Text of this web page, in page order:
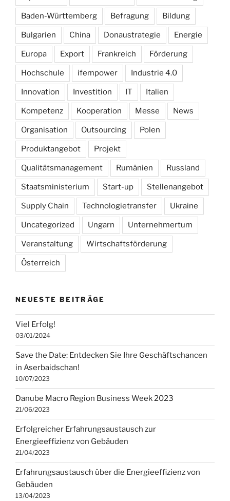
Baden-Württemberg Befragung Bildung
Bulgarien China Donaustrategie Energie
Europa Export Frankreich Förderung
Hochschule ifempower Industrie 4.0
Innovation Investition IT Italien
Kompetenz Kooperation Messe News
Organisation Outsourcing Polen
Produktangebot Projekt
Qualitätsmanagement Rumänien Russland
Staatsministerium Start-up Stellenangebot
Supply Chain Technologietransfer Ukraine
Uncategorized Ungarn Unternehmertum
Veranstaltung Wirtschaftsförderung
Österreich
NEUESTE BEITRÄGE
Viel Erfolg!
03/01/2024
Save the Date: Entdecken Sie Ihre Geschäftschancen
in Aserbaidschan!
10/07/2023
Danube Macro Region Business Week 2023
21/06/2023
Erfolgreicher Erfahrungsaustausch zur
Energieeffizienz von Gebäuden
21/04/2023
Erfahrungsaustausch über die Energieeffizienz von
Gebäuden
13/04/2023